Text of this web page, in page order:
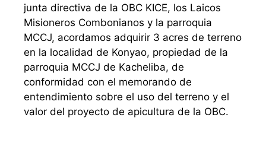
junta directiva de la OBC KICE, los Laicos
Misioneros Combonianos y la parroquia
MCCJ, acordamos adquirir 3 acres de terreno
en la localidad de Konyao, propiedad de la
parroquia MCCJ de Kacheliba, de
conformidad con el memorando de
entendimiento sobre el uso del terreno y el
valor del proyecto de apicultura de la OBC.